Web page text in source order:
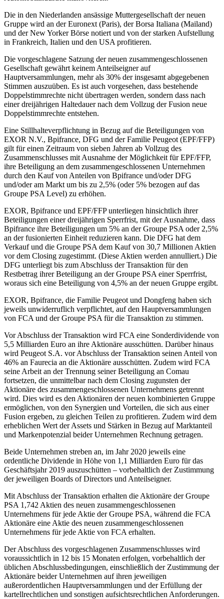
Die in den Niederlanden ansässige Muttergesellschaft der neuen
Gruppe wird an der Euronext (Paris), der Borsa Italiana (Mailand)
und der New Yorker Börse notiert und von der starken Aufstellung
in Frankreich, Italien und den USA profitieren.
Die vorgeschlagene Satzung der neuen zusammengeschlossenen
Gesellschaft gewährt keinem Anteilseigner auf
Hauptversammlungen, mehr als 30% der insgesamt abgegebenen
Stimmen auszuüben. Es ist auch vorgesehen, dass bestehende
Doppelstimmrechte nicht übertragen werden, sondern dass nach
einer dreijährigen Haltedauer nach dem Vollzug der Fusion neue
Doppelstimmrechte entstehen.
Eine Stillhalteverpflichtung in Bezug auf die Beteiligungen von
EXOR N.V., Bpifrance, DFG und der Familie Peugeot (EPF/FFP)
gilt für einen Zeitraum von sieben Jahren ab Vollzug des
Zusammenschlusses mit Ausnahme der Möglichkeit für EPF/FFP,
ihre Beteiligung an dem zusammengeschlossenen Unternehmen
durch den Kauf von Anteilen von Bpifrance und/oder DFG
und/oder am Markt um bis zu 2,5% (oder 5% bezogen auf das
Groupe PSA Level) zu erhöhen.
EXOR, Bpifrance und EPF/FFP unterliegen hinsichtlich ihrer
Beteiligungen einer dreijährigen Sperrfrist, mit der Ausnahme, dass
Bpifrance ihre Beteiligungen um 5% an der Groupe PSA oder 2,5%
an der fusionierten Einheit reduzieren kann. Die DFG hat dem
Verkauf und die Groupe PSA dem Kauf von 30,7 Millionen Aktien
vor dem Closing zugestimmt. (Diese Aktien werden annulliert.) Die
DFG unterliegt bis zum Abschluss der Transaktion für den
Restbetrag ihrer Beteiligung an der Groupe PSA einer Sperrfrist,
woraus sich eine Beteiligung von 4,5% an der neuen Gruppe ergibt.
EXOR, Bpifrance, die Familie Peugeot und Dongfeng haben sich
jeweils unwiderruflich verpflichtet, auf den Hauptversammlungen
von FCA und der Groupe PSA für die Transaktion zu stimmen.
Vor Abschluss der Transaktion wird FCA eine Sonderdividende von
5,5 Milliarden Euro an ihre Aktionäre ausschütten. Darüber hinaus
wird Peugeot S.A. vor Abschluss der Transaktion seinen Anteil von
46% an Faurecia an die Aktionäre ausschütten. Zudem wird FCA
seine Arbeit an der Trennung seiner Beteiligung an Comau
fortsetzen, die unmittelbar nach dem Closing zugunsten der
Aktionäre des zusammengeschlossenen Unternehmens getrennt
wird. Dies wird es den Aktionären der neuen kombinierten Gruppe
ermöglichen, von den Synergien und Vorteilen, die sich aus einer
Fusion ergeben, zu gleichen Teilen zu profitieren. Zudem wird dem
erheblichen Wert der Assets und Stärken in Bezug auf Marktanteil
und Markenpotenzial beider Unternehmen Rechnung getragen.
Beide Unternehmen streben an, im Jahr 2020 jeweils eine
ordentliche Dividende in Höhe von 1,1 Milliarden Euro für das
Geschäftsjahr 2019 auszuschütten – vorbehaltlich der Zustimmung
der jeweiligen Boards of Directors und Anteilseigner.
Mit Abschluss der Transaktion erhalten die Aktionäre der Groupe
PSA 1,742 Aktien des neuen zusammengeschlossenen
Unternehmens für jede Aktie der Groupe PSA, während die FCA
Aktionäre eine Aktie des neuen zusammengeschlossenen
Unternehmens für jede Aktie von FCA erhalten.
Der Abschluss des vorgeschlagenen Zusammenschlusses wird
voraussichtlich in 12 bis 15 Monaten erfolgen, vorbehaltlich der
üblichen Abschlussbedingungen, einschließlich der Zustimmung der
Aktionäre beider Unternehmen auf ihren jeweiligen
außerordentlichen Hauptversammlungen und der Erfüllung der
kartellrechtlichen und sonstigen aufsichtsrechtlichen Anforderungen.